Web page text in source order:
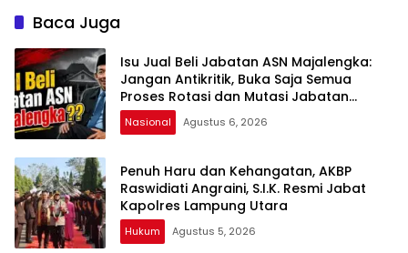
Bersihkan Siring Agung
Baca Juga
Isu Jual Beli Jabatan ASN Majalengka:
Jangan Antikritik, Buka Saja Semua
Proses Rotasi dan Mutasi Jabatan
kepada Publik Oleh: Aceng Syamsul
Hadie, S.Sos., MM. Ketua Dewan Pembina
Nasional Agustus 6, 2026
Penuh Haru dan Kehangatan, AKBP
Raswidiati Angraini, S.I.K. Resmi Jabat
Kapolres Lampung Utara
Hukum Agustus 5, 2026